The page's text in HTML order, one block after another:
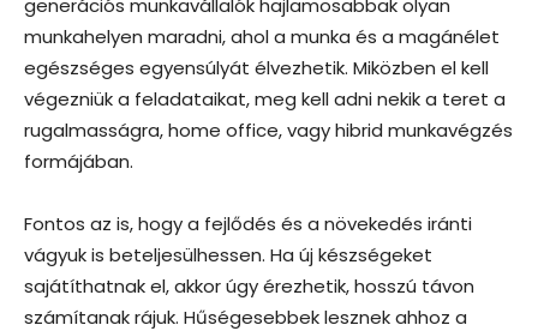
generációs munkavállalók hajlamosabbak olyan
munkahelyen maradni, ahol a munka és a magánélet
egészséges egyensúlyát élvezhetik. Miközben el kell
végezniük a feladataikat, meg kell adni nekik a teret a
rugalmasságra, home office, vagy hibrid munkavégzés
formájában.
Fontos az is, hogy a fejlődés és a növekedés iránti
vágyuk is beteljesülhessen. Ha új készségeket
sajátíthatnak el, akkor úgy érezhetik, hosszú távon
számítanak rájuk. Hűségesebbek lesznek ahhoz a